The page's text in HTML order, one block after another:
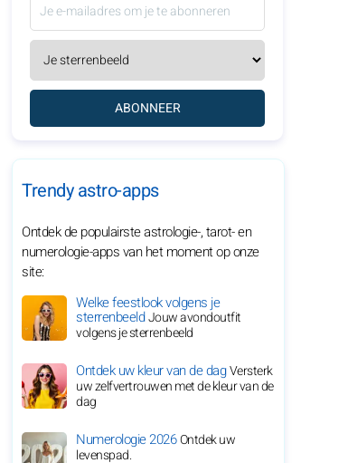
ABONNEER
Trendy astro-apps
Ontdek de populairste astrologie-, tarot- en
numerologie-apps van het moment op onze
site:
Welke feestlook volgens je
sterrenbeeldJouw avondoutfit
volgens je sterrenbeeld
Ontdek uw kleur van de dagVersterk
uw zelfvertrouwen met de kleur van de
dag
Numerologie 2026Ontdek uw
levenspad.